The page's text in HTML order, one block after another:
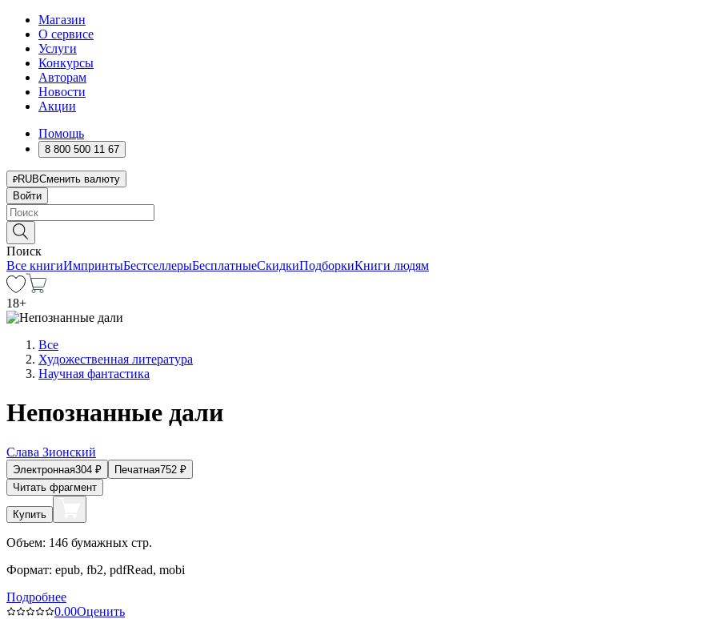
Магазин
О сервисе
Услуги
Конкурсы
Авторам
Новости
Акции
Помощь
8 800 500 11 67
RUBСменить валюту
Войти
Поиск
Все книгиИмпринтыБестселлерыБесплатныеСкидкиПодборкиКниги людям
18+
Все
Художественная литература
Научная фантастика
Непознанные дали
Слава Зионский
Электронная304 ₽ Печатная752 ₽
Читать фрагмент
Купить
Объем: 146 бумажных стр.
Формат: epub, fb2, pdfRead, mobi
Подробнее
0.00Оценить